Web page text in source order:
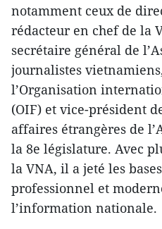
notamment ceux de
rédacteur en chef de la
secrétaire général de
journalistes
l’Organisation
(OIF) et vice-président
affaires étrangères de
la 8e législature. Avec
la VNA, il a jeté les
professionnel et
l’information nationale.